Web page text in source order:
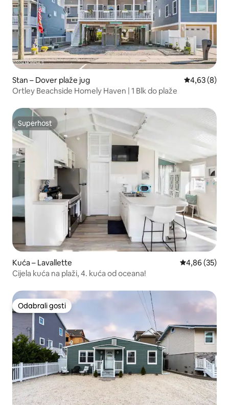
Stan – Dover plaže jug Prosječna
4,63 (8)
Ortley Beachside Homely Haven | 1 Blk do plaže
Superhost
Superhost
Kuća – Lavallette Prosječna
4,86 (35)
Cijela kuća na plaži, 4. kuća od oceana!
Odabrali gosti
Odabrali gosti